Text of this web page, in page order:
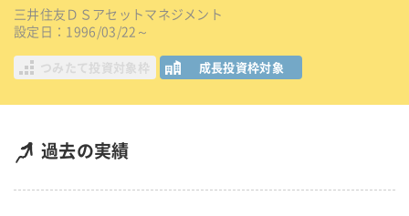
三井住友ＤＳアセットマネジメント
設定日：1996/03/22～
つみたて投資対象枠 成長投資枠対象
過去の実績